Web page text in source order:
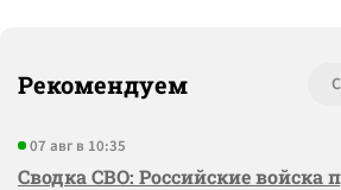
Рекомендуем
07 авг в 10:35
Сводка СВО: Российские войска